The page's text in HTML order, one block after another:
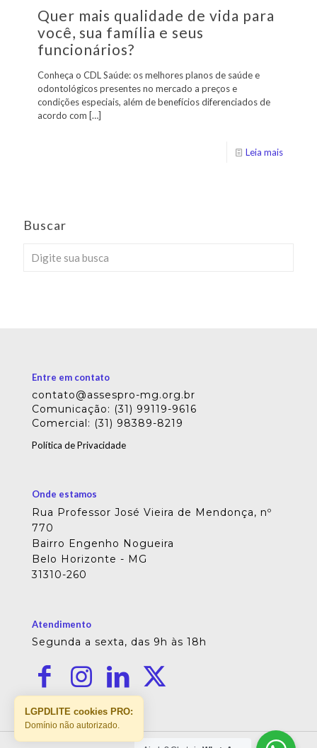
Quer mais qualidade de vida para
você, sua família e seus
funcionários?
Conheça o CDL Saúde: os melhores planos de saúde e
odontológicos presentes no mercado a preços e
condições especiais, além de benefícios diferenciados de
acordo com […]
Leia mais
Buscar
Entre em contato
contato@assespro-mg.org.br
Comunicação: (31) 99119-9616
Comercial: (31) 98389-8219
Política de Privacidade
Onde estamos
Rua Professor José Vieira de Mendonça, nº
770
Bairro Engenho Nogueira
Belo Horizonte - MG
31310-260
Atendimento
Segunda a sexta, das 9h às 18h
LGPDLITE cookies PRO:
Domínio não autorizado.